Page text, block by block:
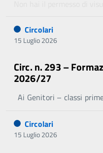
Circolari
15 Luglio 2026
Circ. n. 293 –
2026/27
Ai Genitori – classi
Circolari
15 Luglio 2026